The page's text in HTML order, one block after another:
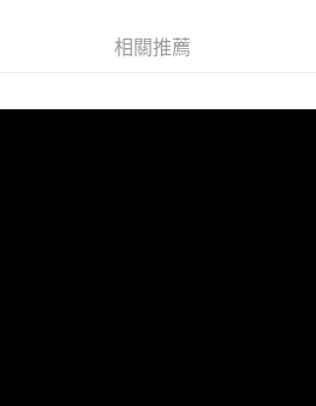
相關推薦